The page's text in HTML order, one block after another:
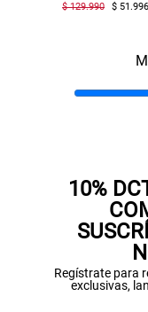
$ 129.990 $ 51.996
10%
Regístrate para
exclusivas,